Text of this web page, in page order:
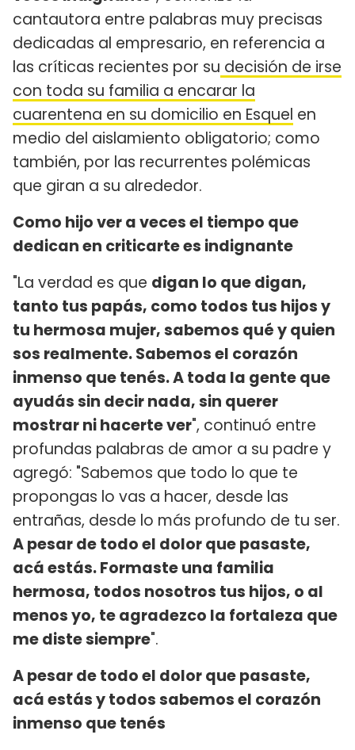
cantautora entre palabras muy precisas
dedicadas al empresario, en referencia a
las críticas recientes por su decisión de irse
con toda su familia a encarar la
cuarentena en su domicilio en Esquel en
medio del aislamiento obligatorio; como
también, por las recurrentes polémicas
que giran a su alrededor.
Como hijo ver a veces el tiempo que
dedican en criticarte es indignante
"La verdad es que digan lo que digan,
tanto tus papás, como todos tus hijos y
tu hermosa mujer, sabemos qué y quien
sos realmente. Sabemos el corazón
inmenso que tenés. A toda la gente que
ayudás sin decir nada, sin querer
mostrar ni hacerte ver", continuó entre
profundas palabras de amor a su padre y
agregó: "Sabemos que todo lo que te
propongas lo vas a hacer, desde las
entrañas, desde lo más profundo de tu ser.
A pesar de todo el dolor que pasaste,
acá estás. Formaste una familia
hermosa, todos nosotros tus hijos, o al
menos yo, te agradezco la fortaleza que
me diste siempre".
A pesar de todo el dolor que pasaste,
acá estás y todos sabemos el corazón
inmenso que tenés